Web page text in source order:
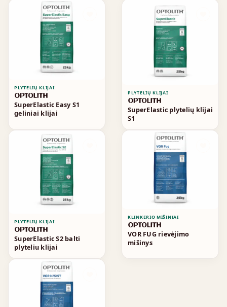
PLYTELIŲ KLIJAI
SuperElastic Easy S1
geliniai klijai
PLYTELIŲ KLIJAI
SuperElastic plytelių klijai
S1
PLYTELIŲ KLIJAI
SuperElastic S2 balti
plyteliu klijai
KLINKERIO MIŠINIAI
VOR FUG rievėjimo
mišinys